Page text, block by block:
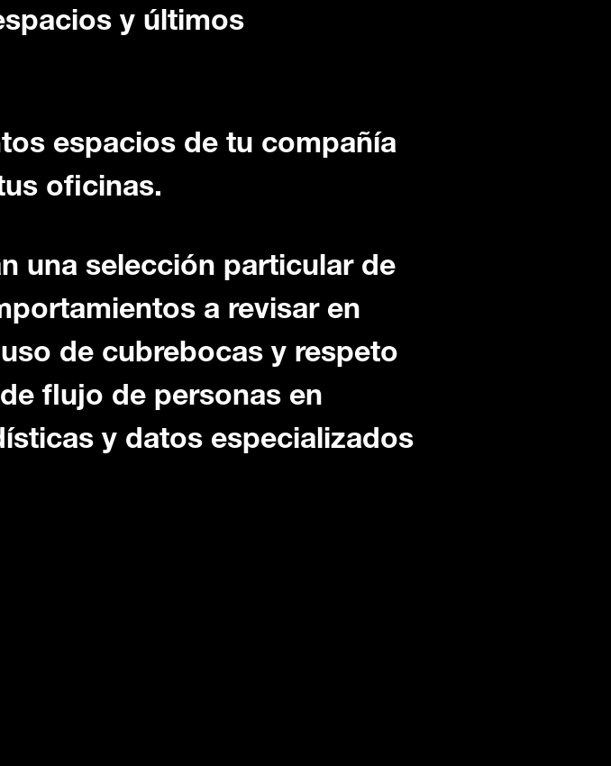
y últimos
espacios de tu compañía
oficinas.
una selección particular de
a revisar en
de cubrebocas y respeto
flujo de personas en
y datos especializados